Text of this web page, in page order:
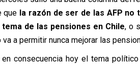
que la razón de ser de las AFP
tema de las pensiones en Chile, o
va a permitir nunca mejorar las
en consecuencia hoy el tema